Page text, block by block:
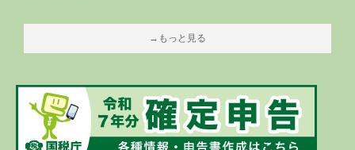
→もっと見る